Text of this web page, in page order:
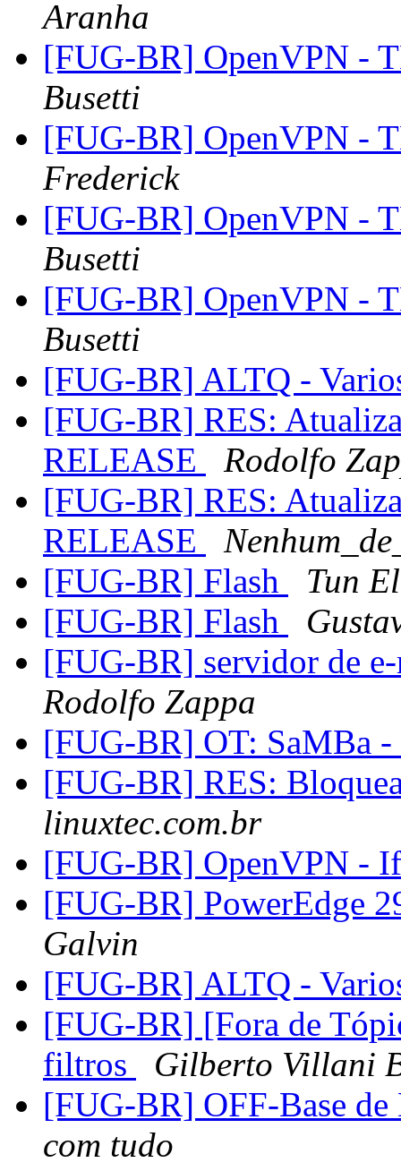
Aranha
[FUG-BR] OpenVPN -
Busetti
[FUG-BR] OpenVPN -
Frederick
[FUG-BR] OpenVPN -
Busetti
[FUG-BR] OpenVPN -
Busetti
[FUG-BR] ALTQ -
[FUG-BR] RES:
RELEASE
Rodolfo
[FUG-BR] RES:
RELEASE
[FUG-BR] Flash
Tun
[FUG-BR] Flash
[FUG-BR] servidor de
Rodolfo Zappa
[FUG-BR] OT: SaMBa
[FUG-BR] RES:
linuxtec.com.br
[FUG-BR] OpenVPN -
[FUG-BR] PowerEdge
Galvin
[FUG-BR] ALTQ -
[FUG-BR] [Fora de
filtros
Gilberto Villani
[FUG-BR] OFF-Base
com tudo